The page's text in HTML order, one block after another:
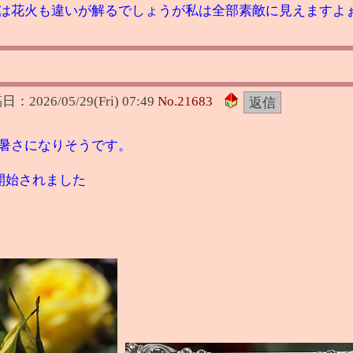
花火も違いが解るでしょうが私は全部素敵に見えますよ
： 2026/05/29(Fri) 07:49 No.21683
さになりそうです。
始されました